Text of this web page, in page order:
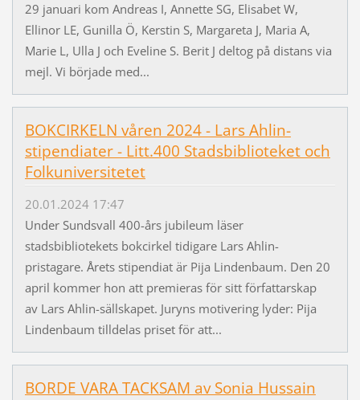
29 januari kom Andreas I, Annette SG, Elisabet W,
Ellinor LE, Gunilla Ö, Kerstin S, Margareta J, Maria A,
Marie L, Ulla J och Eveline S. Berit J deltog på distans via
mejl. Vi började med...
BOKCIRKELN våren 2024 - Lars Ahlin-
stipendiater - Litt.400 Stadsbiblioteket och
Folkuniversitetet
20.01.2024 17:47
Under Sundsvall 400-års jubileum läser
stadsbibliotekets bokcirkel tidigare Lars Ahlin-
pristagare. Årets stipendiat är Pija Lindenbaum. Den 20
april kommer hon att premieras för sitt författarskap
av Lars Ahlin-sällskapet. Juryns motivering lyder: Pija
Lindenbaum tilldelas priset för att...
BORDE VARA TACKSAM av Sonia Hussain